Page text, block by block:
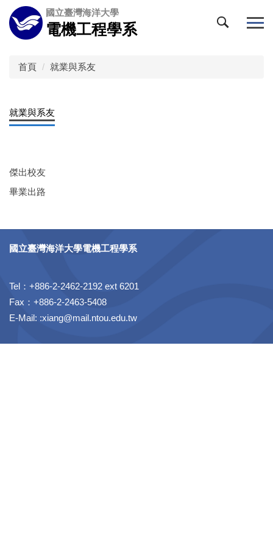
跳
到
主
國立臺灣海洋大學
電機工程學系
首頁 就業與系友
就業與系友
傑出校友
畢業出路
國立臺灣海洋大學電機工程學系
Tel：+886-2-2462-2192 ext 6201
Fax：+886-2-2463-5408
E-Mail: :xiang@mail.ntou.edu.tw